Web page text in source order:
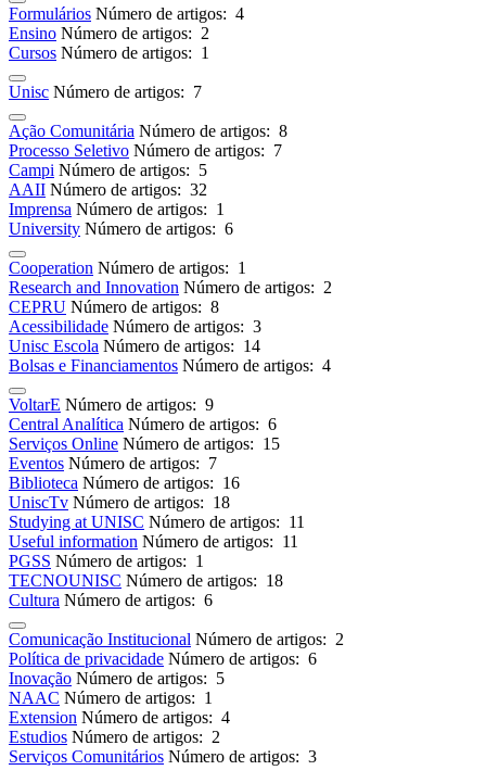
Formulários Número de artigos: 4
Ensino Número de artigos: 2
Cursos Número de artigos: 1
Unisc Número de artigos: 7
Ação Comunitária Número de artigos: 8
Processo Seletivo Número de artigos: 7
Campi Número de artigos: 5
AAII Número de artigos: 32
Imprensa Número de artigos: 1
University Número de artigos: 6
Cooperation Número de artigos: 1
Research and Innovation Número de artigos: 2
CEPRU Número de artigos: 8
Acessibilidade Número de artigos: 3
Unisc Escola Número de artigos: 14
Bolsas e Financiamentos Número de artigos: 4
VoltarE Número de artigos: 9
Central Analítica Número de artigos: 6
Serviços Online Número de artigos: 15
Eventos Número de artigos: 7
Biblioteca Número de artigos: 16
UniscTv Número de artigos: 18
Studying at UNISC Número de artigos: 11
Useful information Número de artigos: 11
PGSS Número de artigos: 1
TECNOUNISC Número de artigos: 18
Cultura Número de artigos: 6
Comunicação Institucional Número de artigos: 2
Política de privacidade Número de artigos: 6
Inovação Número de artigos: 5
NAAC Número de artigos: 1
Extension Número de artigos: 4
Estudios Número de artigos: 2
Serviços Comunitários Número de artigos: 3